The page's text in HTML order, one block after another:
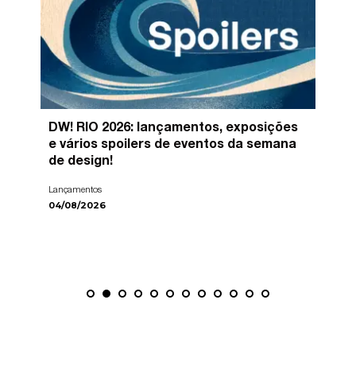
DW! RIO 2026: lançamentos, exposições
e vários spoilers de eventos da semana
de design!
Lançamentos
04/08/2026